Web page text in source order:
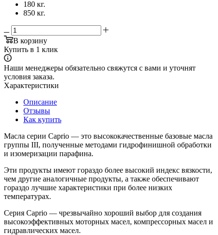
180 кг.
850 кг.
В корзину
Купить в 1 клик
Наши менеджеры обязательно свяжутся с вами и уточнят
условия заказа.
Характеристики
Описание
Отзывы
Как купить
Масла серии Caprio — это высококачественные базовые масла
группы III, полученные методами гидрофинишной обработки
и изомеризации парафина.
Эти продукты имеют гораздо более высокий индекс вязкости,
чем другие аналогичные продукты, а также обеспечивают
гораздо лучшие характеристики при более низких
температурах.
Серия Caprio — чрезвычайно хороший выбор для создания
высокоэффективных моторных масел, компрессорных масел и
гидравлических масел.